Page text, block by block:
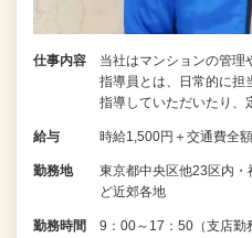
仕事内容
当社はマンションの管理
指導員とは、日常的に担
指導していただいたり
給与 時給1,500円＋交通費全
勤務地
東京都中央区他23区内
ど近郊各地
勤務時間
9：00～17：50（支店